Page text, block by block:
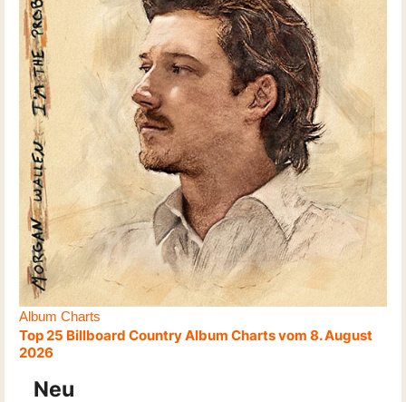
Album Charts
Top 25 Billboard Country Album Charts vom 8. August
2026
Neu